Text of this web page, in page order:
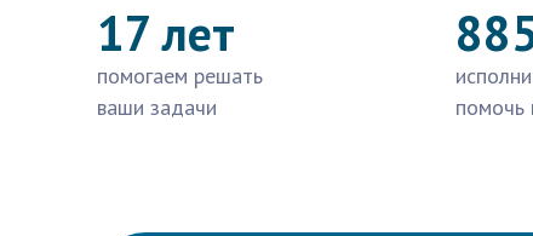
17 лет
помогаем решать
ваши задачи
помочь